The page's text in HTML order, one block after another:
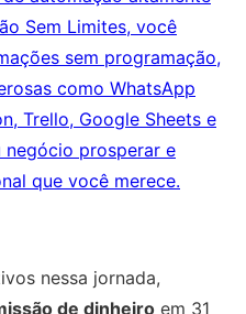
Sem Limites, você
sem programação,
como WhatsApp
Trello, Google Sheets e
negócio prosperar e
que você merece.
nessa jornada,
de dinheiro em 31